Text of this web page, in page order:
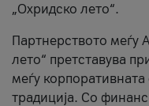
„Охридско лето“.
Партнерството меѓу
лето“ претставува
меѓу
традиција. Со